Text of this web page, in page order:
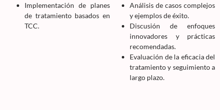
Implementación de planes
de tratamiento basados en
TCC.
Análisis de casos complejos
y ejemplos de éxito.
Discusión de enfoques
innovadores y prácticas
recomendadas.
Evaluación de la eficacia del
tratamiento y seguimiento a
largo plazo.